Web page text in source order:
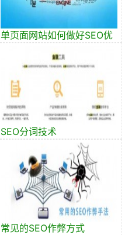
单页面网站如何做好SEO优
SEO分词技术
常见的SEO作弊方式